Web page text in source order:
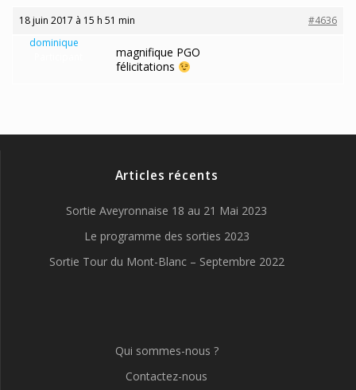
18 juin 2017 à 15 h 51 min
#4636
dominique
magnifique PGO
félicitations
Articles récents
Sortie Aveyronnaise 18 au 21 Mai 2023
Le programme des sorties 2023
Sortie Tour du Mont-Blanc – Septembre 2022
Qui sommes-nous ?
Contactez-nous